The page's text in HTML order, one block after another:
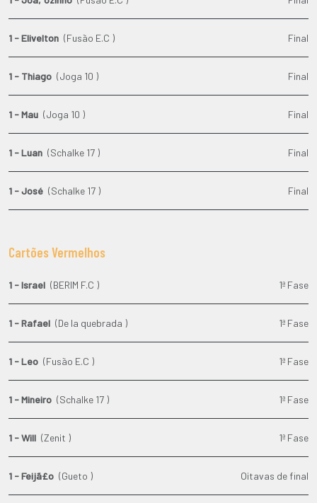
1 - Elivelton (Fusão E.C ) Final
1 - Thiago (Joga 10 ) Final
1 - Mau (Joga 10 ) Final
1 - Luan (Schalke 17 ) Final
1 - José (Schalke 17 ) Final
Cartões Vermelhos
1 - Israel (BERIM F.C ) 1ª Fase
1 - Rafael (De la quebrada ) 1ª Fase
1 - Leo (Fusão E.C ) 1ª Fase
1 - Mineiro (Schalke 17 ) 1ª Fase
1 - Will (Zenit ) 1ª Fase
1 - Feijã£o (Gueto ) Oitavas de final